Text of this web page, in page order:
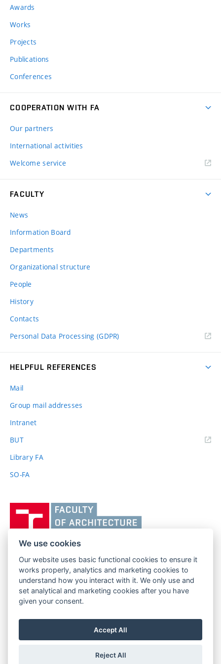
Awards
Works
Projects
Publications
Conferences
COOPERATION WITH FA
Our partners
International activities
Welcome service
FACULTY
News
Information Board
Departments
Organizational structure
People
History
Contacts
Personal Data Processing (GDPR)
HELPFUL REFERENCES
Mail
Group mail addresses
Intranet
BUT(external
Library FA
SO-FA
učení
technické
Brně,
Fakulta
architektury
FACULTY OF ARCHITECTURE
BRNO UNIVERSITY OF TECHNOLOGY
Poříčí 273/5
639 00 Brno
www.fa.vutbr.cz
info@fa.vutbr.cz
We use cookies
Our website uses basic functional cookies to ensure it
works properly, analytics and marketing cookies to
understand how you interact with it. We only use and
set analytical and marketing cookies after you have
given your consent.
Accept All
Reject All